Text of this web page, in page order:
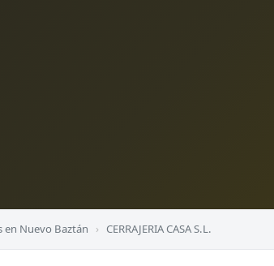
en Nuevo Baztán › CERRAJERIA CASA S.L.